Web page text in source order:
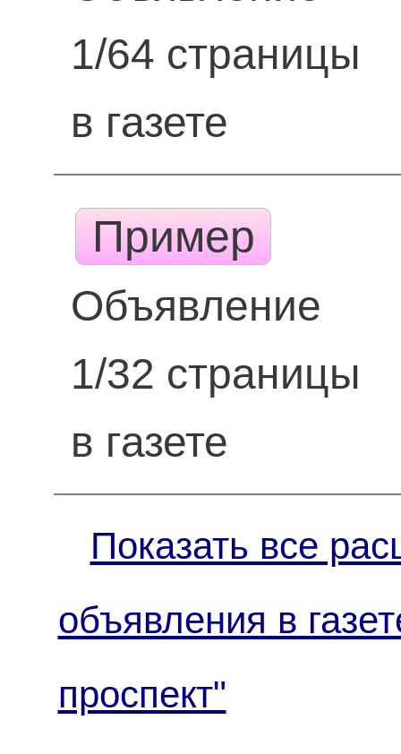
1/64 страницы
в газете
Пример
Объявление
1/32 страницы
в газете
Показать все
объявления в
проспект"